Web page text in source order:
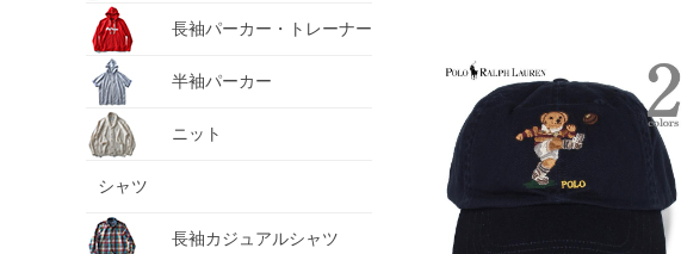
長袖パーカー・トレーナー
半袖パーカー
ニット
シャツ
長袖カジュアルシャツ